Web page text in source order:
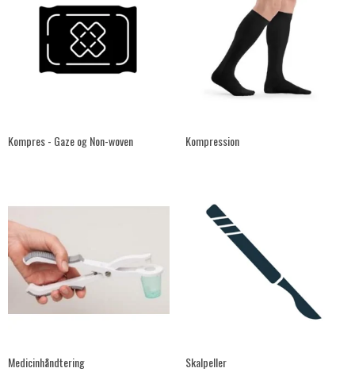
Kompres - Gaze og Non-woven Kompression
Medicinhåndtering Skalpeller